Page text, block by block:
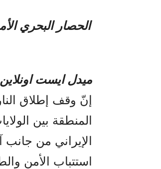
الحصار البحري
میدل ایست
إنّ وقف إطلاق
المنطقة بين
الإيراني من
استتباب الأمن